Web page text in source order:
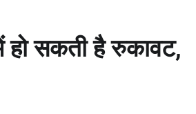
सकती है रुकावट,